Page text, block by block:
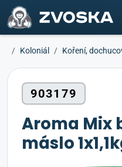
ZVOSKA
Koloniál Koření,
903179
Aroma Mix
máslo